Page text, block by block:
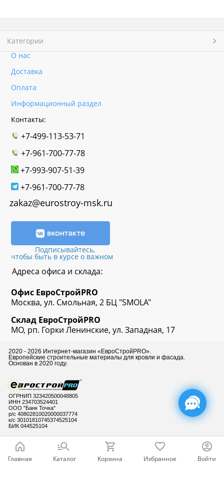
Категории
О нас
Доставка
Оплата
Информационный раздел
Контакты:
+7-499-113-53-71
+7-961-700-77-78
+7-993-907-51-39
+7-961-700-77-78
zakaz@eurostroy-msk.ru
Подписывайтесь,
чтобы быть в курсе о важном
Адреса офиса и склада:
Офис ЕвроСтройPRO
Москва, ул. Смольная, 2 БЦ "SMOLA"
Склад ЕвроСтройPRO
МО, рп. Горки Ленинские, ул. Западная, 17
2020 - 2026 Интернет-магазин «ЕвроСтройPRO».
Европейские строительные материалы для кровли и фасада.
Основан в 2020 году.
ОГРНИП 323420500048805
ИНН 234703524401
ООО "Банк Точка"
р/с 40802810020000037774
к/с 30101810745374525104
БИК 044525104
Главная Каталог Корзина Избранное Войти